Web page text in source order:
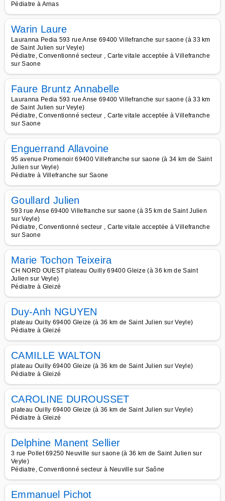
Pédiatre à Arnas
Warin Laure
Lauranna Pedia 593 rue Anse 69400 Villefranche sur saone (à 33 km
de Saint Julien sur Veyle)
Pédiatre, Conventionné secteur , Carte vitale acceptée à Villefranche
sur Saone
Faure Bruntz Annabelle
Lauranna Pedia 593 rue Anse 69400 Villefranche sur saone (à 33 km
de Saint Julien sur Veyle)
Pédiatre, Conventionné secteur , Carte vitale acceptée à Villefranche
sur Saone
Enguerrand Allavoine
95 avenue Promenoir 69400 Villefranche sur saone (à 34 km de Saint
Julien sur Veyle)
Pédiatre à Villefranche sur Saone
Goullard Julien
593 rue Anse 69400 Villefranche sur saone (à 35 km de Saint Julien
sur Veyle)
Pédiatre, Conventionné secteur , Carte vitale acceptée à Villefranche
sur Saone
Marie Tochon Teixeira
CH NORD OUEST plateau Ouilly 69400 Gleize (à 36 km de Saint
Julien sur Veyle)
Pédiatre à Gleizé
Duy-Anh NGUYEN
plateau Ouilly 69400 Gleize (à 36 km de Saint Julien sur Veyle)
Pédiatre à Gleizé
CAMILLE WALTON
plateau Ouilly 69400 Gleize (à 36 km de Saint Julien sur Veyle)
Pédiatre à Gleizé
CAROLINE DUROUSSET
plateau Ouilly 69400 Gleize (à 36 km de Saint Julien sur Veyle)
Pédiatre à Gleizé
Delphine Manent Sellier
3 rue Pollet 69250 Neuville sur saone (à 36 km de Saint Julien sur
Veyle)
Pédiatre, Conventionné secteur à Neuville sur Saône
Emmanuel Pichot